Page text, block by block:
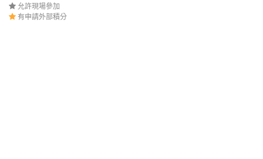
允許現場參加
有申請外部積分